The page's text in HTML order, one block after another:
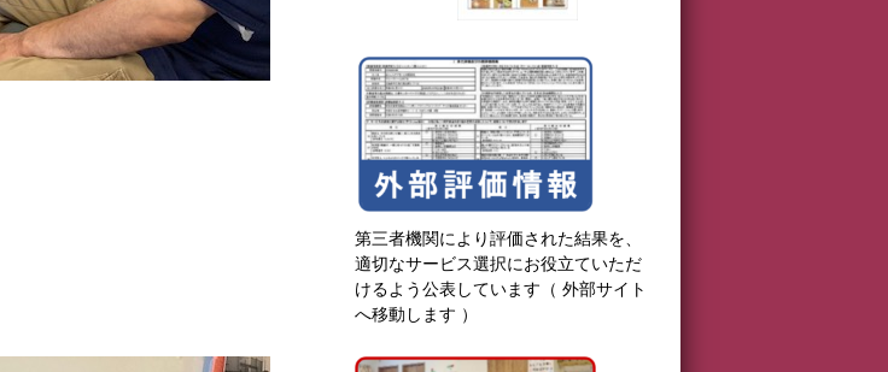
第三者機関により評価された結果を、
適切なサービス選択にお役立ていただ
けるよう公表しています（ 外部サイト
へ移動します ）